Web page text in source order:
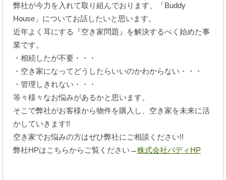
弊社が今力を入れて取り組んでおります、「Buddy
House」についてお話したいと思います。
近年よく耳にする『空き家問題』を解決するべく始めた事
業です。
・相続したが不要・・・
・空き家になってどうしたらいいのかわからない・・・
・管理しきれない・・・
等々様々なお悩みがあるかと思います。
そこで弊社がお客様から物件を購入し、空き家を未来に活
かしていきます!!
空き家でお悩みの方はぜひ弊社にご相談ください!!
弊社HPはこちらからご覧ください→株式会社バディHP